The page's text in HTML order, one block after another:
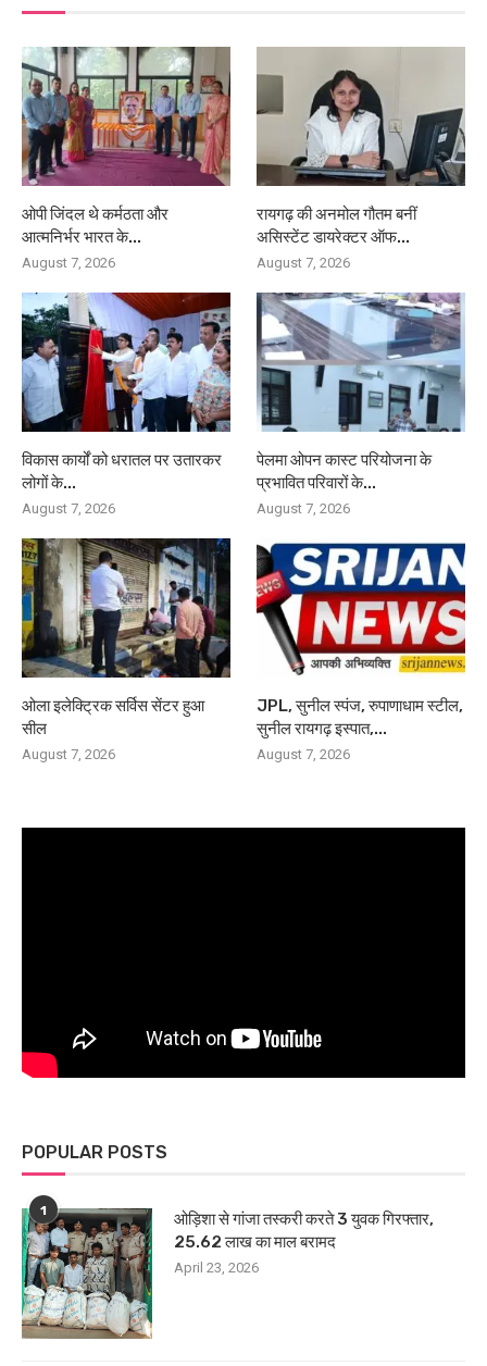
ओपी जिंदल थे कर्मठता और
आत्मनिर्भर भारत के...
August 7, 2026
रायगढ़ की अनमोल गौतम बनीं
असिस्टेंट डायरेक्टर ऑफ...
August 7, 2026
विकास कार्यों को धरातल पर उतारकर
लोगों के...
August 7, 2026
पेलमा ओपन कास्ट परियोजना के
प्रभावित परिवारों के...
August 7, 2026
ओला इलेक्ट्रिक सर्विस सेंटर हुआ
सील
August 7, 2026
JPL, सुनील स्पंज, रुपाणाधाम स्टील,
सुनील रायगढ़ इस्पात,...
August 7, 2026
POPULAR POSTS
1
ओड़िशा से गांजा तस्करी करते 3 युवक गिरफ्तार,
25.62 लाख का माल बरामद
April 23, 2026